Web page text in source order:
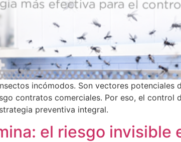
incómodos. Son vectores potenciales
contratos comerciales. Por eso, el control
preventiva integral.
el riesgo invisible